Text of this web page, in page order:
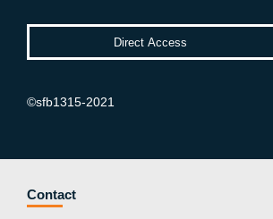
©sfb1315-2021
Contact